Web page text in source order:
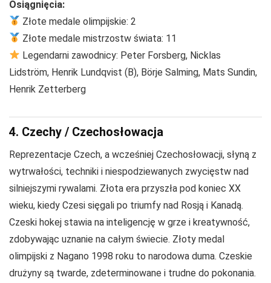
Osiągnięcia:
Złote medale olimpijskie: 2
Złote medale mistrzostw świata: 11
Legendarni zawodnicy: Peter Forsberg, Nicklas
Lidström, Henrik Lundqvist (B), Börje Salming, Mats Sundin,
Henrik Zetterberg
4. Czechy / Czechosłowacja
Reprezentacje Czech, a wcześniej Czechosłowacji, słyną z
wytrwałości, techniki i niespodziewanych zwycięstw nad
silniejszymi rywalami. Złota era przyszła pod koniec XX
wieku, kiedy Czesi sięgali po triumfy nad Rosją i Kanadą.
Czeski hokej stawia na inteligencję w grze i kreatywność,
zdobywając uznanie na całym świecie. Złoty medal
olimpijski z Nagano 1998 roku to narodowa duma. Czeskie
drużyny są twarde, zdeterminowane i trudne do pokonania.